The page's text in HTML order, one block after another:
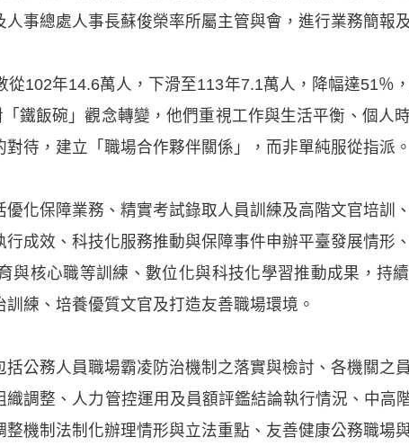
事總處人事長蘇俊榮率所屬主管與會，進行業務簡報
102年14.6萬人，下滑至113年7.1萬人，降幅達51％
鐵飯碗」觀念轉變，他們重視工作與生活平衡、個人
待，建立「職場合作夥伴關係」，而非單純服從指派。
化保障業務、精實考試錄取人員訓練及高階文官培訓
成效、科技化服務推動與保障事件申辦平臺發展情形
與核心職等訓練、數位化與科技化學習推動成果，持
練、培養優質文官及打造友善職場環境。
公務人員職場霸凌防治機制之落實與檢討、各機關之
調整、人力管控運用及員額評鑑結論執行情況、中高
機制法制化辦理情形與立法重點、友善健康公務職場